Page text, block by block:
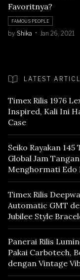
Favoritnya?
FAMOUS PEOPLE
by Shika Jan 26, 2021
LATEST
Timex Rilis 1976
Inspired, Kali Ini
Case
Seiko Rayakan
Global Jam
Menghormati Edo
Mencerminkan
Timex Rilis
Automatic GMT
Jubilee Style
Panerai Rilis
Pakai Carbotech,
dengan Vintage